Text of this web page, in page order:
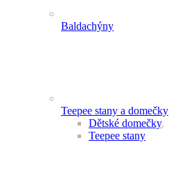
Baldachýny
Teepee stany a domečky
Dětské domečky,
Teepee stany